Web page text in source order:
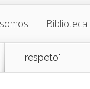
Biblioteca
respeto"